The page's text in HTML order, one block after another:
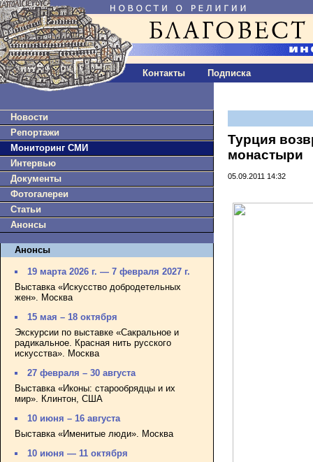
Контакты Подписка
Новости
Репортажи
Мониторинг СМИ
Интервью
Документы
Фотогалереи
Статьи
Анонсы
Анонсы
19 марта 2026 г. — 7 февраля 2027 г.
Выставка «Искусство добродетельных
жен». Москва
15 мая – 18 октября
Экскурсии по выставке «Сакральное и
радикальное. Красная нить русского
искусства». Москва
27 февраля – 30 августа
Выставка «Иконы: старообрядцы и их
мир». Клинтон, США
10 июня – 16 августа
Выставка «Именитые люди». Москва
10 июня — 11 октября
Турция
монастыри
05.09.2011 14:32